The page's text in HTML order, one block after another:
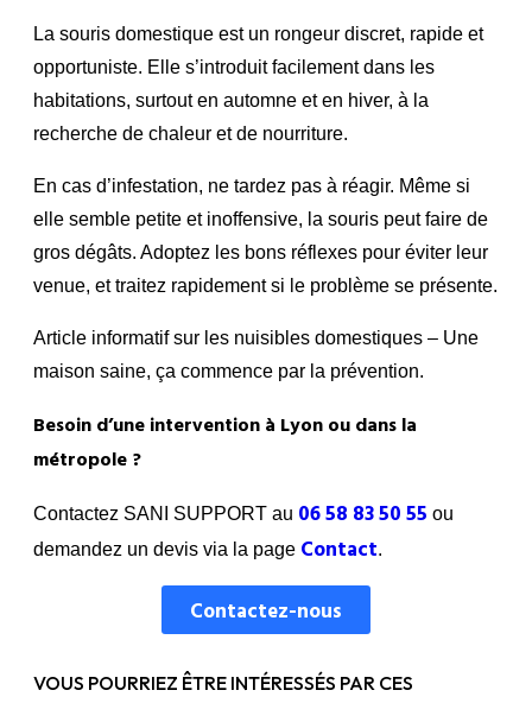
La souris domestique est un rongeur discret, rapide et
opportuniste. Elle s’introduit facilement dans les
habitations, surtout en automne et en hiver, à la
recherche de chaleur et de nourriture.
En cas d’infestation, ne tardez pas à réagir. Même si
elle semble petite et inoffensive, la souris peut faire de
gros dégâts. Adoptez les bons réflexes pour éviter leur
venue, et traitez rapidement si le problème se présente.
Article informatif sur les nuisibles domestiques – Une
maison saine, ça commence par la prévention.
Besoin d’une intervention à Lyon ou dans la
métropole ?
Contactez SANI SUPPORT au 06 58 83 50 55 ou
demandez un devis via la page Contact.
Contactez-nous
VOUS POURRIEZ ÊTRE INTÉRESSÉS PAR CES